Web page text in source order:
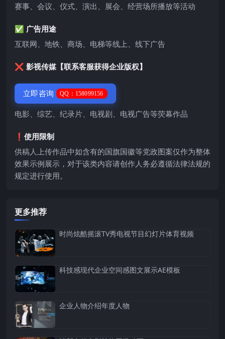
赛事、会议、仪式、演出、展会、经营场所播放等活动
✅ 广告用途
互联网、地铁、商场、电梯等线上、线下广告
❌ 影视传媒【联系客服获得企业版权】
立即咨询 QQ：158099156
电影、综艺、纪录片、电视剧、电视广告等荧幕作品
❗️使用限制
供稿人上传作品中如含有的国旗国徽等党政图案仅作为整体
效果示例展示，对于该类内容请创作人务必遵循法律法规的
规定进行使用。
更多推荐
时尚炫酷摇滚TV秀电视节目幻灯片体育视频
科技感现代企业空间感图文展示AE模板
企业人物介绍年度人物